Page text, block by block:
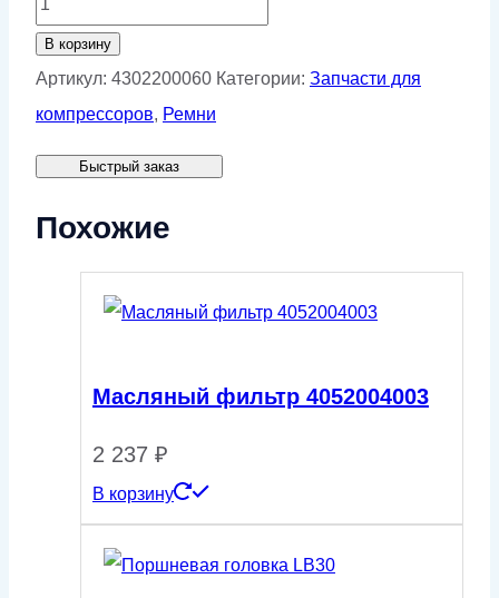
товара
Ремень
XPZ
Ld
L=L
В корзину
Артикул: 4302200060 Категории: Запчасти для
компрессоров, Ремни
Быстрый заказ
Похожие
Масляный фильтр 4052004003
2 237 ₽
В корзину